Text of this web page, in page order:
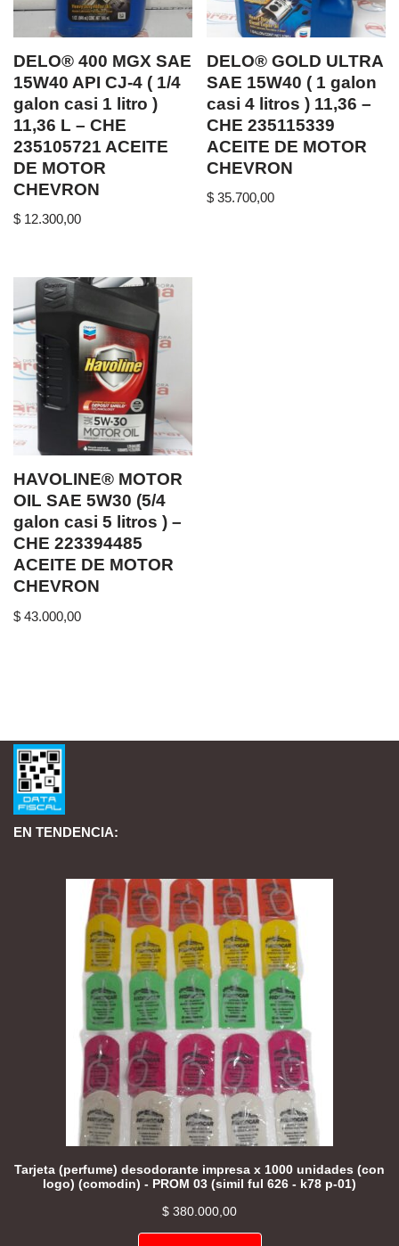
DELO® 400 MGX SAE
15W40 API CJ-4 ( 1/4
galon casi 1 litro )
11,36 L – CHE
235105721 ACEITE
DE MOTOR
CHEVRON
$ 12.300,00
DELO® GOLD ULTRA
SAE 15W40 ( 1 galon
casi 4 litros ) 11,36 –
CHE 235115339
ACEITE DE MOTOR
CHEVRON
$ 35.700,00
HAVOLINE® MOTOR
OIL SAE 5W30 (5/4
galon casi 5 litros ) –
CHE 223394485
ACEITE DE MOTOR
CHEVRON
$ 43.000,00
EN TENDENCIA:
Tarjeta (perfume) desodorante impresa x 1000 unidades (con
logo) (comodin) - PROM 03 (simil ful 626 - k78 p-01)
$ 380.000,00